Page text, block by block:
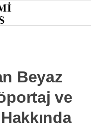
27.4°
Beyaz
ve